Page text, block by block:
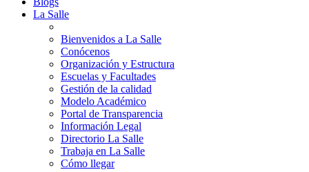
La Salle
Bienvenidos a La Salle
Conócenos
Organización y Estructura
Escuelas y Facultades
Gestión de la calidad
Modelo Académico
Portal de Transparencia
Información Legal
Directorio La Salle
Trabaja en La Salle
Cómo llegar